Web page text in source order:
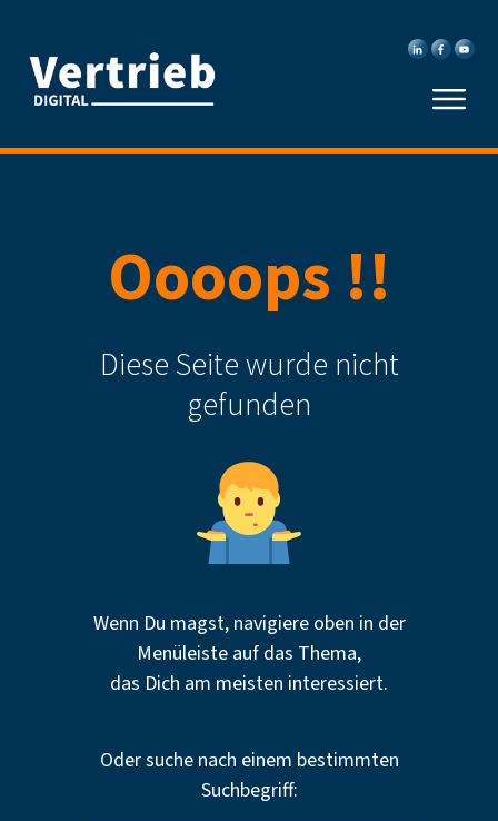
Oooops !!
Diese Seite wurde nicht
gefunden
Wenn Du magst, navigiere oben in der
Menüleiste auf das Thema,
das Dich am meisten interessiert.
Oder suche nach einem bestimmten
Suchbegriff: